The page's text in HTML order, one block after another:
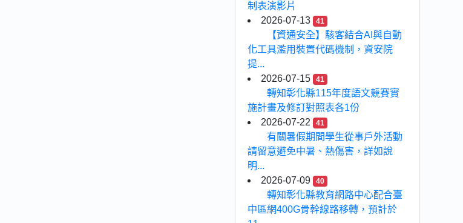
制表演影片
2026-07-13
41
【資通安全】駭客結合AI與自動
化工具濫用裝置代碼機制，資安院
提...
2026-07-15
41
轉知彰化縣115年度語文競賽實
施計畫及修訂對照表各1份
2026-07-22
41
有關暑假期間學生從事戶外活動
請留意避免中暑、熱傷害，詳如說
明...
2026-07-09
40
轉知彰化縣教育網路中心配合臺
中區網400G骨幹線路移轉，預計於